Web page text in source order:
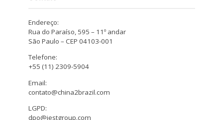
Endereço:
Rua do Paraíso, 595 – 11º andar
São Paulo – CEP 04103-001
Telefone:
+55 (11) 2309-5904
Email:
contato@china2brazil.com
LGPD:
dpo@iestgroup.com